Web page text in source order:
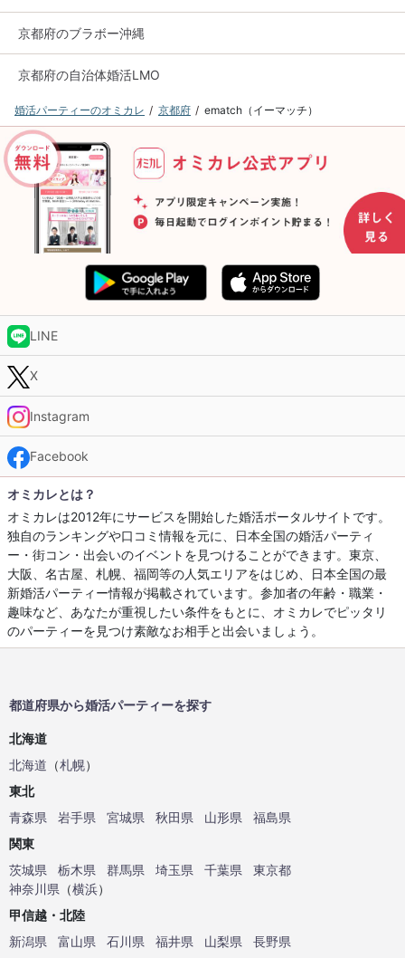
京都府のブラボー沖縄
京都府の自治体婚活LMO
婚活パーティーのオミカレ 京都府 ematch（イーマッチ）
LINE
X
Instagram
Facebook
オミカレとは？
オミカレは2012年にサービスを開始した婚活ポータルサイトです。
独自のランキングや口コミ情報を元に、日本全国の婚活パーティ
ー・街コン・出会いのイベントを見つけることができます。東京、
大阪、名古屋、札幌、福岡等の人気エリアをはじめ、日本全国の最
新婚活パーティー情報が掲載されています。参加者の年齢・職業・
趣味など、あなたが重視したい条件をもとに、オミカレでピッタリ
のパーティーを見つけ素敵なお相手と出会いましょう。
都道府県から婚活パーティーを探す
北海道
北海道 （札幌）
東北
青森県
岩手県 宮城県 秋田県 山形県
福島県
関東
茨城県
栃木県 群馬県 埼玉県 千葉県
東京都
神奈川県 （横浜）
甲信越・北陸
新潟県
富山県 石川県 福井県 山梨県
長野県